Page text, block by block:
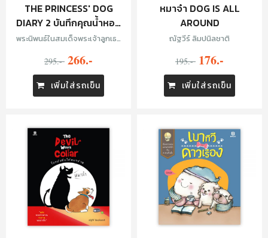
THE PRINCESS' DOG
DIARY 2 บันทึกคุณน้ำหอม
สุนัขทรงเลี้ยงของเจ้าหญิง
พระนิพนธ์ในสมเด็จพระเจ้าลูกเธอ
กัญญา
295.- 266.-
เพิ่มใส่รถเข็น
หมาจ๋า DOG IS ALL
AROUND
ณัฐวีร์ ลิมปนิลชาติ
195.- 176.-
เพิ่มใส่รถเข็น